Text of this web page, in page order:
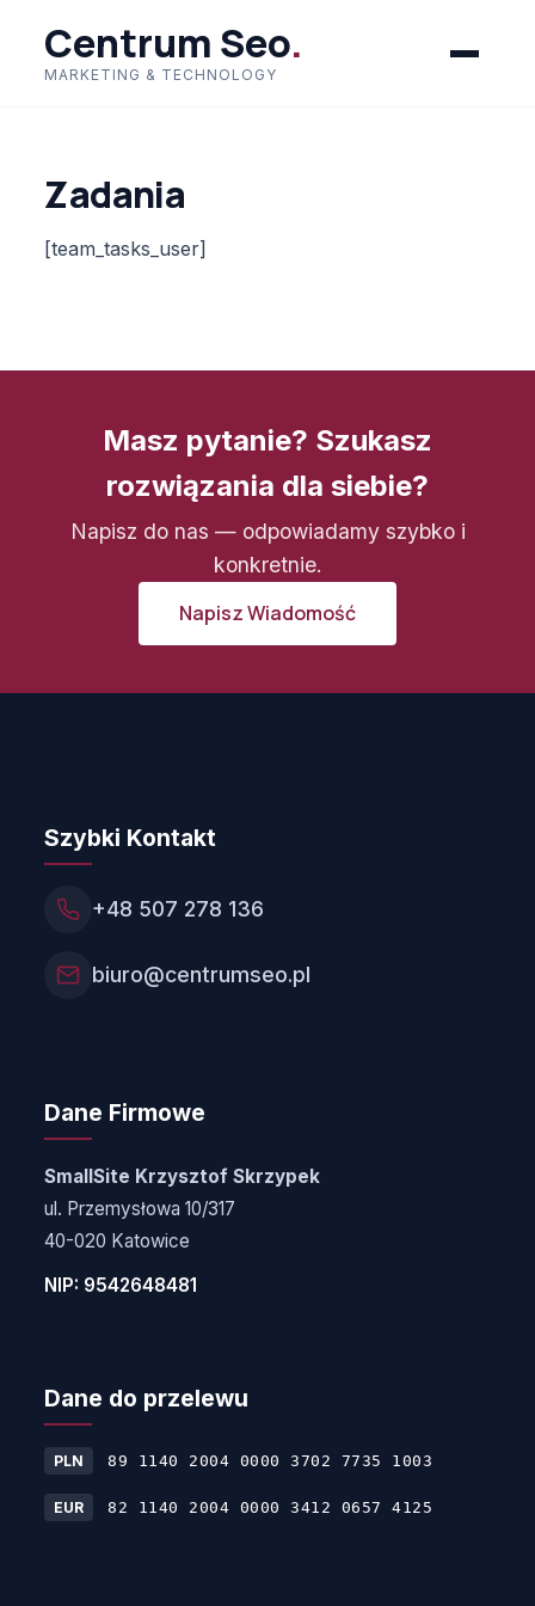
Centrum Seo.
MARKETING & TECHNOLOGY
Zadania
[team_tasks_user]
Masz pytanie? Szukasz
rozwiązania dla siebie?
Napisz do nas — odpowiadamy szybko i
konkretnie.
Napisz Wiadomość
Szybki Kontakt
+48 507 278 136
biuro@centrumseo.pl
Dane Firmowe
SmallSite Krzysztof Skrzypek
ul. Przemysłowa 10/317
40-020 Katowice
NIP: 9542648481
Dane do przelewu
PLN 89 1140 2004 0000 3702 7735 1003
EUR 82 1140 2004 0000 3412 0657 4125